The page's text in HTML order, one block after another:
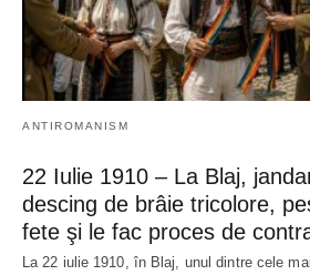
ANTIROMANISM
22 Iulie 1910 – La Blaj,
descing de brâie tricolore,
fete şi le fac proces de
La 22 iulie 1910, în Blaj, unul dintre cele